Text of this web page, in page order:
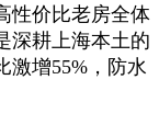
性价比老房全体
深耕上海本土的
激增55%，防水